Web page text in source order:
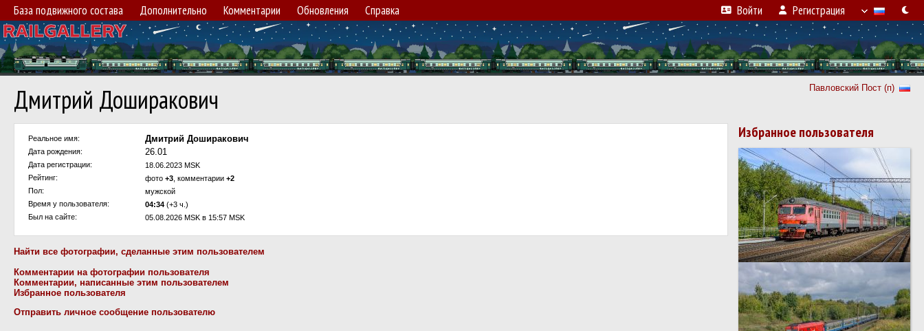
База подвижного состава Дополнительно Комментарии Обновления Справка Войти Регистрация
Павловский Пост (п)
Дмитрий Доширакович
Реальное имя: Дмитрий Доширакович
Дата рождения: 26.01
Дата регистрации:
18.06.2023 MSK
Рейтинг:
фото +3 , комментарии +2
Пол:
мужской
Время у пользователя:
04:34 (+3 ч.)
Был на сайте:
05.08.2026 MSK в 15:57 MSK
Найти все фотографии, сделанные этим пользователем
Комментарии на фотографии пользователя
Комментарии, написанные этим пользователем
Избранное пользователя
Отправить личное сообщение пользователю
Избранное пользователя